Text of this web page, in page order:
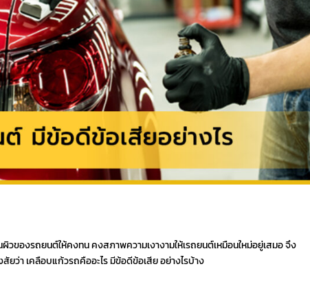
ของรถยนต์ให้คงทน คงสภาพความเงางามให้เรถยนต์เหมือนใหม่อยู่เสมอ จึง
ว่า เคลือบแก้วรถคืออะไร มีข้อดีข้อเสีย อย่างไรบ้าง